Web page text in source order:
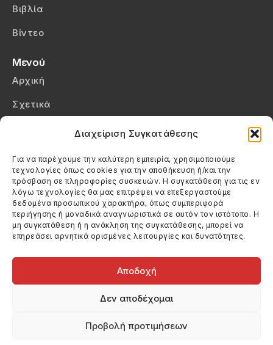
Διαχείριση Συγκατάθεσης
Για να παρέχουμε την καλύτερη εμπειρία, χρησιμοποιούμε
τεχνολογίες όπως cookies για την αποθήκευση ή/και την
πρόσβαση σε πληροφορίες συσκευών. Η συγκατάθεση για τις εν
λόγω τεχνολογίες θα μας επιτρέψει να επεξεργαστούμε
δεδομένα προσωπικού χαρακτήρα, όπως συμπεριφορά
περιήγησης ή μοναδικά αναγνωριστικά σε αυτόν τον ιστότοπο. Η
μη συγκατάθεση ή η ανάκληση της συγκατάθεσης, μπορεί να
επηρεάσει αρνητικά ορισμένες λειτουργίες και δυνατότητες.
Αποδοχή
Δεν αποδέχομαι
Προβολή προτιμήσεων
Βιβλία
Βίντεο
Μενού
Αρχική
Σχετικά
Πολιτική Cookies (ΕΕ)
Στοιχεία Επικοινωνίας
Καλεσέ μας
(+30) 6974123481
Στείλε μας email
info@filmandtheater.gr
Copyright 2026 Filmandtheater / All rights reserved